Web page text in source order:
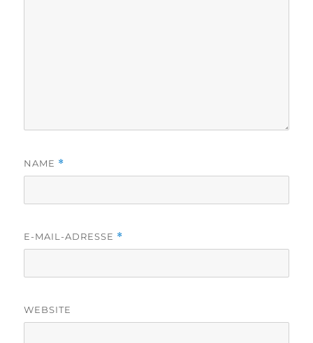
NAME *
E-MAIL-ADRESSE *
WEBSITE